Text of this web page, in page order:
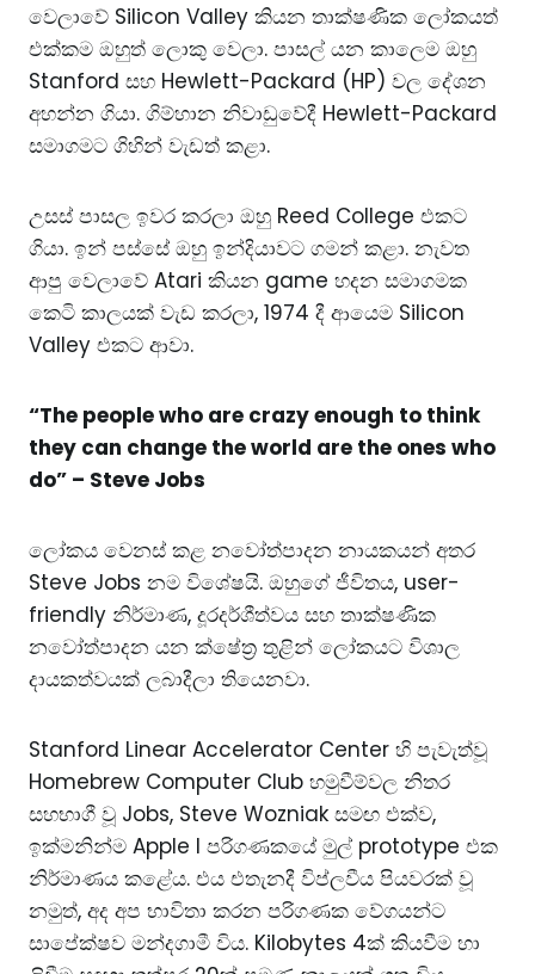
වෙලාවේ Silicon Valley කියන තාක්ෂණික ලෝකයත්
එක්කම ඔහුත් ලොකු වෙලා. පාසල් යන කාලෙම ඔහු
Stanford සහ Hewlett-Packard (HP) වල දේශන
අහන්න ගියා. ගිම්හාන නිවාඩුවේදී Hewlett-Packard
සමාගමට ගිහින් වැඩත් කළා.
උසස් පාසල ඉවර කරලා ඔහු Reed College එකට
ගියා. ඉන් පස්සේ ඔහු ඉන්දියාවට ගමන් කළා. නැවත
ආපු වෙලාවේ Atari කියන game හදන සමාගමක
කෙටි කාලයක් වැඩ කරලා, 1974 දී ආයෙම Silicon
Valley එකට ආවා.
“The people who are crazy enough to think
they can change the world are the ones who
do” – Steve Jobs
ලෝකය වෙනස් කළ නවෝත්පාදන නායකයන් අතර
Steve Jobs නම විශේෂයි. ඔහුගේ ජීවිතය, user-
friendly නිර්මාණ, දූරදර්ශීත්වය සහ තාක්ෂණික
නවෝත්පාදන යන ක්ෂේත්‍ර තුළින් ලෝකයට විශාල
දායකත්වයක් ලබාදීලා තියෙනවා.
Stanford Linear Accelerator Center හි පැවැත්වූ
Homebrew Computer Club හමුවීම්වල නිතර
සහභාගී වූ Jobs, Steve Wozniak සමඟ එක්ව,
ඉක්මනින්ම Apple I පරිගණකයේ මුල් prototype එක
නිර්මාණය කළේය. එය එතැනදී විප්ලවීය පියවරක් වූ
නමුත්, අද අප භාවිතා කරන පරිගණක වේගයන්ට
සාපේක්ෂව මන්දගාමී විය. Kilobytes 4ක් කියවීම හා